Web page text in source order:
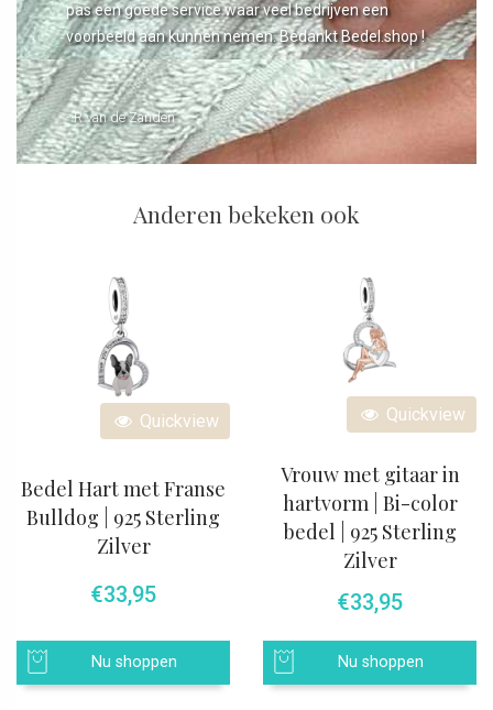
pas een goede service waar veel bedrijven een
voorbeeld aan kunnen nemen. Bedankt Bedel.shop !
- R van de Zanden
Anderen bekeken ook
Quickview
Bedel Hart met Franse
Bulldog | 925 Sterling
Zilver
€33,95
Nu shoppen
Quickview
Vrouw met gitaar in
hartvorm | Bi-color
bedel | 925 Sterling
Zilver
€33,95
Nu shoppen